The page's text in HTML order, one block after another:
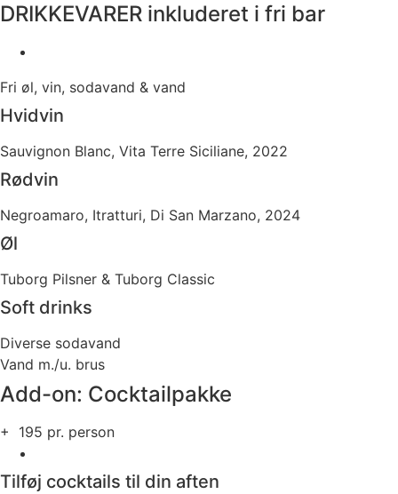
DRIKKEVARER inkluderet i fri bar
Fri øl, vin, sodavand & vand
Hvidvin
Sauvignon Blanc, Vita Terre Siciliane, 2022
Rødvin
Negroamaro, Itratturi, Di San Marzano, 2024
Øl
Tuborg Pilsner & Tuborg Classic
Soft drinks
Diverse sodavand
Vand m./u. brus
Add-on: Cocktailpakke
+ 195 pr. person
Tilføj cocktails til din aften